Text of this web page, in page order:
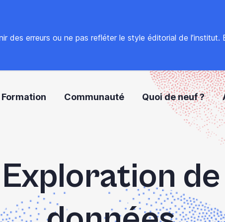
des erreurs ou ne pas refléter le style éditorial de l’institut.
Formation Communauté Quoi de neuf ?
Exploration de